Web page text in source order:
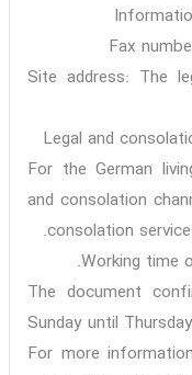
• Site address: The
Legal and
For the German
and consolation
consolation
Working time
The document
Sunday until
For more